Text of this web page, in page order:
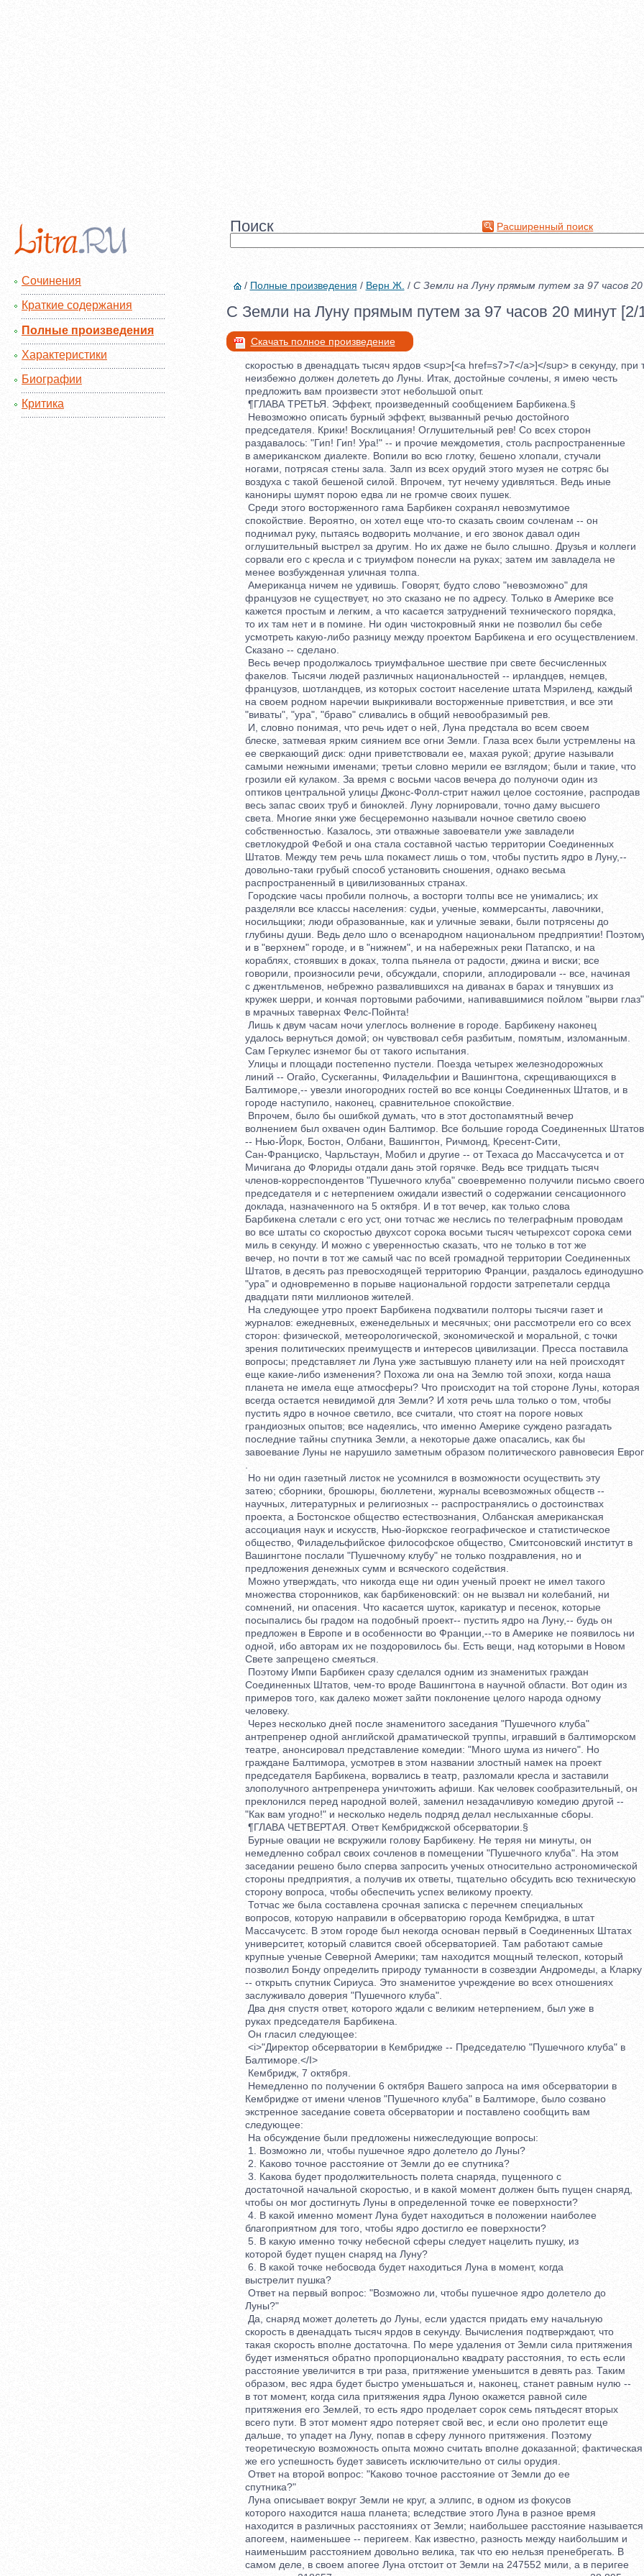
Поиск Расширенный поиск
Сочинения
Краткие содержания
Полные произведения
Характеристики
Биографии
Критика
/ Полные произведения / Верн Ж. / С Земли на Луну прямым путем за 97 часов
С Земли на Луну прямым путем за 97 часов 20 минут [2/
Скачать полное произведение
скоростью в двенадцать тысяч ярдов <sup>[<a href=s7>7</a>]</sup> в секунду, при
неизбежно должен долететь до Луны. Итак, достойные сочлены, я имею честь
предложить вам произвести этот небольшой опыт.
¶ГЛАВА ТРЕТЬЯ. Эффект, произведенный сообщением Барбикена.§
Невозможно описать бурный эффект, вызванный речью достойного
председателя. Крики! Восклицания! Оглушительный рев! Со всех сторон
раздавалось: "Гип! Гип! Ура!" -- и прочие междометия, столь распространенные
в американском диалекте. Вопили во всю глотку, бешено хлопали, стучали
ногами, потрясая стены зала. Залп из всех орудий этого музея не сотряс бы
воздуха с такой бешеной силой. Впрочем, тут нечему удивляться. Ведь иные
канониры шумят порою едва ли не громче своих пушек.
Среди этого восторженного гама Барбикен сохранял невозмутимое
спокойствие. Вероятно, он хотел еще что-то сказать своим сочленам -- он
поднимал руку, пытаясь водворить молчание, и его звонок давал один
оглушительный выстрел за другим. Но их даже не было слышно. Друзья и коллеги
сорвали его с кресла и с триумфом понесли на руках; затем им завладела не
менее возбужденная уличная толпа.
Американца ничем не удивишь. Говорят, будто слово "невозможно" для
французов не существует, но это сказано не по адресу. Только в Америке все
кажется простым и легким, а что касается затруднений технического порядка,
то их там нет и в помине. Ни один чистокровный янки не позволил бы себе
усмотреть какую-либо разницу между проектом Барбикена и его осуществлением.
Сказано -- сделано.
Весь вечер продолжалось триумфальное шествие при свете бесчисленных
факелов. Тысячи людей различных национальностей -- ирландцев, немцев,
французов, шотландцев, из которых состоит население штата Мэриленд, каждый
на своем родном наречии выкрикивали восторженные приветствия, и все эти
"виваты", "ура", "браво" сливались в общий невообразимый рев.
И, словно понимая, что речь идет о ней, Луна предстала во всем своем
блеске, затмевая ярким сиянием все огни Земли. Глаза всех были устремлены на
ее сверкающий диск: одни приветствовали ее, махая рукой; другие называли
самыми нежными именами; третьи словно мерили ее взглядом; были и такие, что
грозили ей кулаком. За время с восьми часов вечера до полуночи один из
оптиков центральной улицы Джонс-Фолл-стрит нажил целое состояние, распродав
весь запас своих труб и биноклей. Луну лорнировали, точно даму высшего
света. Многие янки уже бесцеремонно называли ночное светило своею
собственностью. Казалось, эти отважные завоеватели уже завладели
светлокудрой Фебой и она стала составной частью территории Соединенных
Штатов. Между тем речь шла покамест лишь о том, чтобы пустить ядро в Луну,--
довольно-таки грубый способ установить сношения, однако весьма
распространенный в цивилизованных странах.
Городские часы пробили полночь, а восторги толпы все не унимались; их
разделяли все классы населения: судьи, ученые, коммерсанты, лавочники,
носильщики; люди образованные, как и уличные зеваки, были потрясены до
глубины души. Ведь дело шло о всенародном национальном предприятии!
и в "верхнем" городе, и в "нижнем", и на набережных реки Патапско, и на
кораблях, стоявших в доках, толпа пьянела от радости, джина и виски; все
говорили, произносили речи, обсуждали, спорили, аплодировали -- все, начиная
с джентльменов, небрежно развалившихся на диванах в барах и тянувших из
кружек шерри, и кончая портовыми рабочими, напивавшимися пойлом "вырви глаз"
в мрачных тавернах Фелс-Пойнта!
Лишь к двум часам ночи улеглось волнение в городе. Барбикену наконец
удалось вернуться домой; он чувствовал себя разбитым, помятым, изломанным.
Сам Геркулес изнемог бы от такого испытания.
Улицы и площади постепенно пустели. Поезда четырех железнодорожных
линий -- Огайо, Сускеганны, Филадельфии и Вашингтона, скрещивающихся в
Балтиморе,-- увезли иногородних гостей во все концы Соединенных Штатов, и в
городе наступило, наконец, сравнительное спокойствие.
Впрочем, было бы ошибкой думать, что в этот достопамятный вечер
волнением был охвачен один Балтимор. Все большие города Соединенных Штатов
-- Нью-Йорк, Бостон, Олбани, Вашингтон, Ричмонд, Кресент-Сити,
Сан-Франциско, Чарльстаун, Мобил и другие -- от Техаса до Массачусетса и от
Мичигана до Флориды отдали дань этой горячке. Ведь все тридцать тысяч
членов-корреспондентов "Пушечного клуба" своевременно получили письмо своего
председателя и с нетерпением ожидали известий о содержании сенсационного
доклада, назначенного на 5 октября. И в тот вечер, как только слова
Барбикена слетали с его уст, они тотчас же неслись по телеграфным проводам
во все штаты со скоростью двухсот сорока восьми тысяч четырехсот сорока семи
миль в секунду. И можно с уверенностью сказать, что не только в тот же
вечер, но почти в тот же самый час по всей громадной территории Соединенных
Штатов, в десять раз превосходящей территорию Франции, раздалось
"ура" и одновременно в порыве национальной гордости затрепетали сердца
двадцати пяти миллионов жителей.
На следующее утро проект Барбикена подхватили полторы тысячи газет и
журналов: ежедневных, еженедельных и месячных; они рассмотрели его со всех
сторон: физической, метеорологической, экономической и моральной, с точки
зрения политических преимуществ и интересов цивилизации. Пресса поставила
вопросы; представляет ли Луна уже застывшую планету или на ней происходят
еще какие-либо изменения? Похожа ли она на Землю той эпохи, когда наша
планета не имела еще атмосферы? Что происходит на той стороне Луны, которая
всегда остается невидимой для Земли? И хотя речь шла только о том, чтобы
пустить ядро в ночное светило, все считали, что стоят на пороге новых
грандиозных опытов; все надеялись, что именно Америке суждено разгадать
последние тайны спутника Земли, а некоторые даже опасались, как бы
завоевание Луны не нарушило заметным образом политического равновесия
.
Но ни один газетный листок не усомнился в возможности осуществить эту
затею; сборники, брошюры, бюллетени, журналы всевозможных обществ --
научных, литературных и религиозных -- распространялись о достоинствах
проекта, а Бостонское общество естествознания, Олбанская американская
ассоциация наук и искусств, Нью-йоркское географическое и статистическое
общество, Филадельфийское философское общество, Смитсоновский институт в
Вашингтоне послали "Пушечному клубу" не только поздравления, но и
предложения денежных сумм и всяческого содействия.
Можно утверждать, что никогда еще ни один ученый проект не имел такого
множества сторонников, как барбикеновский: он не вызвал ни колебаний, ни
сомнений, ни опасения. Что касается шуток, карикатур и песенок, которые
посыпались бы градом на подобный проект-- пустить ядро на Луну,-- будь он
предложен в Европе и в особенности во Франции,--то в Америке не появилось ни
одной, ибо авторам их не поздоровилось бы. Есть вещи, над которыми в Новом
Свете запрещено смеяться.
Поэтому Импи Барбикен сразу сделался одним из знаменитых граждан
Соединенных Штатов, чем-то вроде Вашингтона в научной области. Вот один из
примеров того, как далеко может зайти поклонение целого народа одному
человеку.
Через несколько дней после знаменитого заседания "Пушечного клуба"
антрепренер одной английской драматической труппы, игравший в балтиморском
театре, анонсировал представление комедии: "Много шума из ничего". Но
граждане Балтимора, усмотрев в этом названии злостный намек на проект
председателя Барбикена, ворвались в театр, разломали кресла и заставили
злополучного антрепренера уничтожить афиши. Как человек сообразительный, он
преклонился перед народной волей, заменил незадачливую комедию другой --
"Как вам угодно!" и несколько недель подряд делал неслыханные сборы.
¶ГЛАВА ЧЕТВЕРТАЯ. Ответ Кембриджской обсерватории.§
Бурные овации не вскружили голову Барбикену. Не теряя ни минуты, он
немедленно собрал своих сочленов в помещении "Пушечного клуба". На этом
заседании решено было сперва запросить ученых относительно астрономической
стороны предприятия, а получив их ответы, тщательно обсудить всю техническую
сторону вопроса, чтобы обеспечить успех великому проекту.
Тотчас же была составлена срочная записка с перечнем специальных
вопросов, которую направили в обсерваторию города Кембриджа, в штат
Массачусетс. В этом городе был некогда основан первый в Соединенных Штатах
университет, который славится своей обсерваторией. Там работают самые
крупные ученые Северной Америки; там находится мощный телескоп, который
позволил Бонду определить природу туманности в созвездии Андромеды, а Кларку
-- открыть спутник Сириуса. Это знаменитое учреждение во всех отношениях
заслуживало доверия "Пушечного клуба".
Два дня спустя ответ, которого ждали с великим нетерпением, был уже в
руках председателя Барбикена.
Он гласил следующее:
<i>"Директор обсерватории в Кембридже -- Председателю "Пушечного клуба" в
Балтиморе.</I>
Кембридж, 7 октября.
Немедленно по получении 6 октября Вашего запроса на имя обсерватории в
Кембридже от имени членов "Пушечного клуба" в Балтиморе, было созвано
экстренное заседание совета обсерватории и поставлено сообщить вам
следующее:
На обсуждение были предложены нижеследующие вопросы:
1. Возможно ли, чтобы пушечное ядро долетело до Луны?
2. Каково точное расстояние от Земли до ее спутника?
3. Какова будет продолжительность полета снаряда, пущенного с
достаточной начальной скоростью, и в какой момент должен быть пущен снаряд,
чтобы он мог достигнуть Луны в определенной точке ее поверхности?
4. В какой именно момент Луна будет находиться в положении наиболее
благоприятном для того, чтобы ядро достигло ее поверхности?
5. В какую именно точку небесной сферы следует нацелить пушку, из
которой будет пущен снаряд на Луну?
6. В какой точке небосвода будет находиться Луна в момент, когда
выстрелит пушка?
Ответ на первый вопрос: "Возможно ли, чтобы пушечное ядро долетело до
Луны?"
Да, снаряд может долететь до Луны, если удастся придать ему начальную
скорость в двенадцать тысяч ярдов в секунду. Вычисления подтверждают, что
такая скорость вполне достаточна. По мере удаления от Земли сила притяжения
будет изменяться обратно пропорционально квадрату расстояния, то есть если
расстояние увеличится в три раза, притяжение уменьшится в девять раз. Таким
образом, вес ядра будет быстро уменьшаться и, наконец, станет равным нулю --
в тот момент, когда сила притяжения ядра Луною окажется равной силе
притяжения его Землей, то есть ядро проделает сорок семь пятьдесят вторых
всего пути. В этот момент ядро потеряет свой вес, и если оно пролетит еще
дальше, то упадет на Луну, попав в сферу лунного притяжения. Поэтому
теоретическую возможность опыта можно считать вполне доказанной; фактическая
же его успешность будет зависеть исключительно от силы орудия.
Ответ на второй вопрос: "Каково точное расстояние от Земли до ее
спутника?"
Луна описывает вокруг Земли не круг, а эллипс, в одном из фокусов
которого находится наша планета; вследствие этого Луна в разное время
находится в различных расстояниях от Земли; наибольшее расстояние называется
апогеем, наименьшее -- перигеем. Как известно, разность между наибольшим и
наименьшим расстоянием довольно велика, так что ею нельзя пренебрегать. В
самом деле, в своем апогее Луна отстоит от Земли на 247552 мили, а в перигее